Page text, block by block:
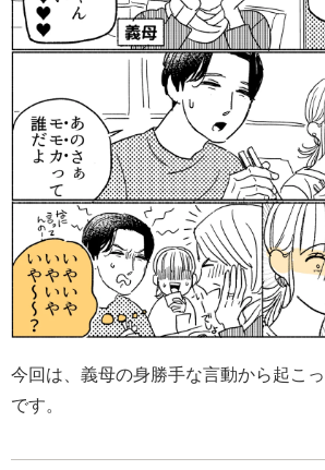
今回は、義母の身勝手な言動から起こ
です。